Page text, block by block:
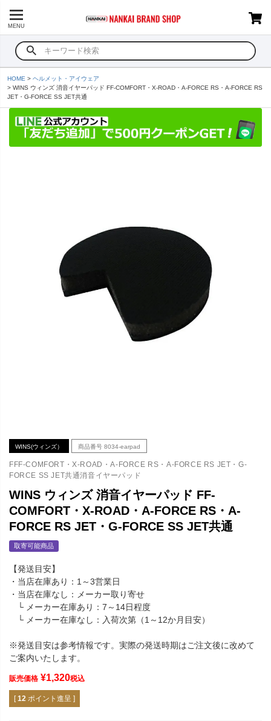
MENU
HOME
ヘルメット・アイウェア
WINS ウィンズ 消音イヤーパッド FF-COMFORT・X-ROAD・A-FORCE RS・A-FORCE RS
JET・G-FORCE SS JET共通
WINS(ウィンズ） 商品番号 8034-earpad
FFF-COMFORT・X-ROAD・A-FORCE RS・A-FORCE RS JET・G-
FORCE SS JET共通消音イヤーパッド
WINS ウィンズ 消音イヤーパッド FF-
COMFORT・X-ROAD・A-FORCE RS・A-
FORCE RS JET・G-FORCE SS JET共通
取寄可能商品
【発送目安】
・当店在庫あり：1～3営業日
・当店在庫なし：メーカー取り寄せ
└ メーカー在庫あり：7～14日程度
└ メーカー在庫なし：入荷次第（1～12か月目安）
※発送目安は参考情報です。実際の発送時期はご注文後に改めて
ご案内いたします。
販売価格 ¥1,320税込
[ 12 ポイント進呈 ]